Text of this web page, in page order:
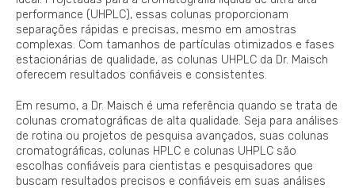
performance (UHPLC), essas colunas proporcionam
separações rápidas e precisas, mesmo em amostras
complexas. Com tamanhos de partículas otimizados e fases
estacionárias de qualidade, as colunas UHPLC da Dr. Maisch
oferecem resultados confiáveis e consistentes.
Em resumo, a Dr. Maisch é uma referência quando se trata de
colunas cromatográficas de alta qualidade. Seja para análises
de rotina ou projetos de pesquisa avançados, suas colunas
cromatográficas, colunas HPLC e colunas UHPLC são
escolhas confiáveis para cientistas e pesquisadores que
buscam resultados precisos e confiáveis em suas análises